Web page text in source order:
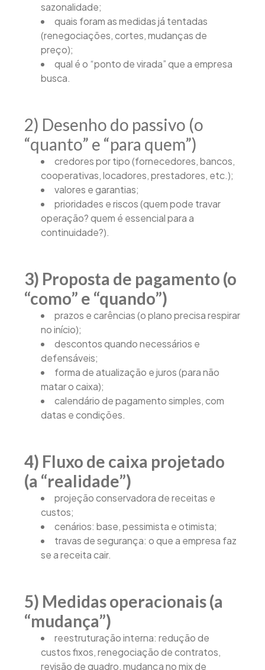
sazonalidade;
quais foram as medidas já tentadas
(renegociações, cortes, mudanças de
preço);
qual é o “ponto de virada” que a empresa
busca.
2) Desenho do passivo (o
“quanto” e “para quem”)
credores por tipo (fornecedores, bancos,
cooperativas, locadores, prestadores, etc.);
valores e garantias;
prioridades e riscos (quem pode travar
operação? quem é essencial para a
continuidade?).
3) Proposta de pagamento (o
“como” e “quando”)
prazos e carências (o plano precisa respirar
no início);
descontos quando necessários e
defensáveis;
forma de atualização e juros (para não
matar o caixa);
calendário de pagamento simples, com
datas e condições.
4) Fluxo de caixa projetado
(a “realidade”)
projeção conservadora de receitas e
custos;
cenários: base, pessimista e otimista;
travas de segurança: o que a empresa faz
se a receita cair.
5) Medidas operacionais (a
“mudança”)
reestruturação interna: redução de
custos fixos, renegociação de contratos,
revisão de quadro, mudança no mix de